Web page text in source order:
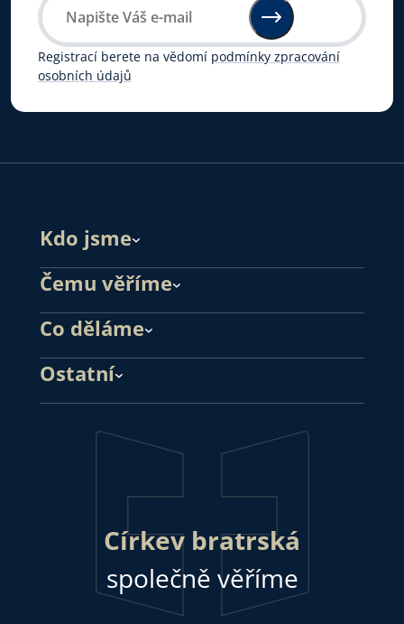
Registrací berete na vědomí podmínky zpracování
osobních údajů
Kdo jsme
Čemu věříme
Co děláme
Ostatní
Církev bratrská
společně věříme